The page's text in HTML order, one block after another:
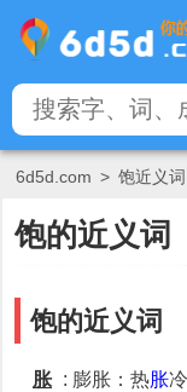
6d5d.com > 饱近义词
饱的近义词
饱的近义词
胀 : 膨胀：热胀